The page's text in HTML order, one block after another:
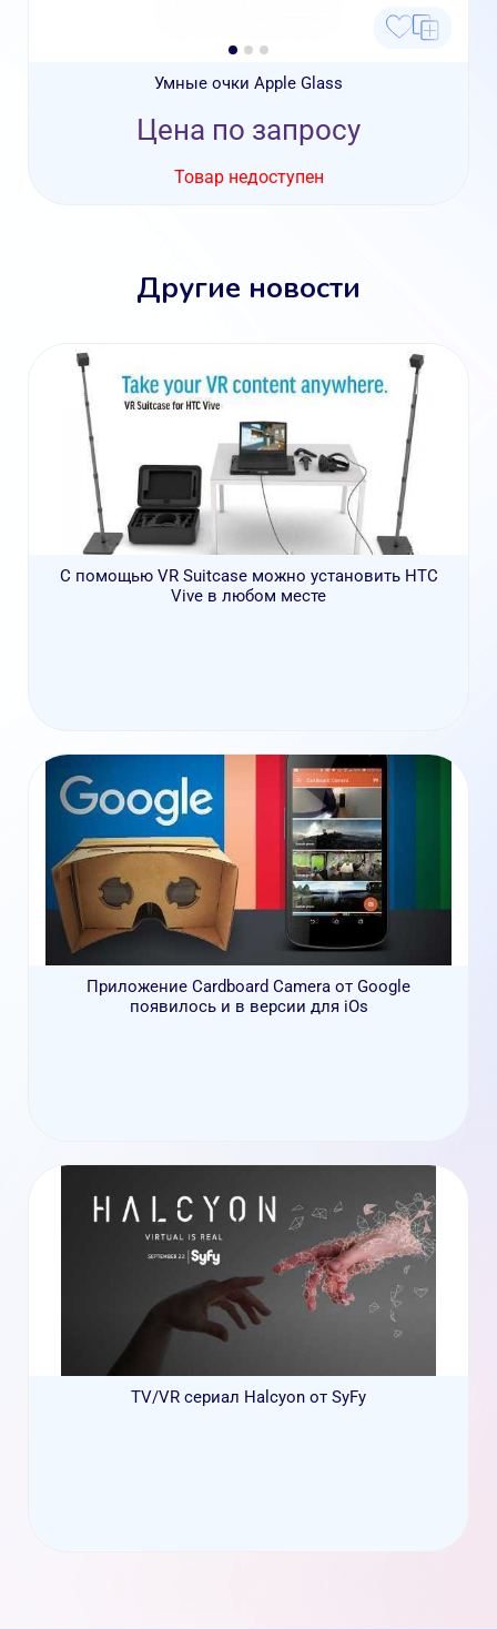
Умные очки Apple Glass
Цена по запросу
Товар недоступен
Другие новости
С помощью VR Suitcase можно установить HTC
Vive в любом месте
Приложение Cardboard Camera от Google
появилось и в версии для iOs
TV/VR сериал Halcyon от SyFy